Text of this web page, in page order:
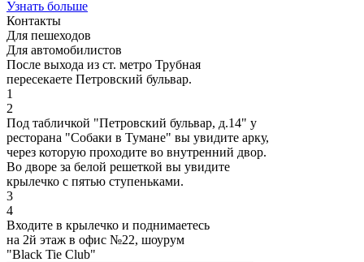
Узнать больше
Контакты
Для пешеходов
Для автомобилистов
После выхода из ст. метро Трубная
пересекаете Петровский бульвар.
1
2
Под табличкой "Петровский бульвар, д.14" у
ресторана "Собаки в Тумане" вы увидите арку,
через которую проходите во внутренний двор.
Во дворе за белой решеткой вы увидите
крылечко с пятью ступеньками.
3
4
Входите в крылечко и поднимаетесь
на 2й этаж в офис №22, шоурум
"Black Tie Club"